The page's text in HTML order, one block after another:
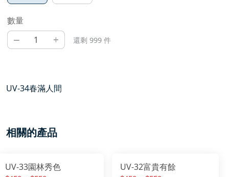
數量
– + 還剩 999 件
UV-34春滿人間
相關的產品
UV-33園林秀色 UV-32富貴有餘